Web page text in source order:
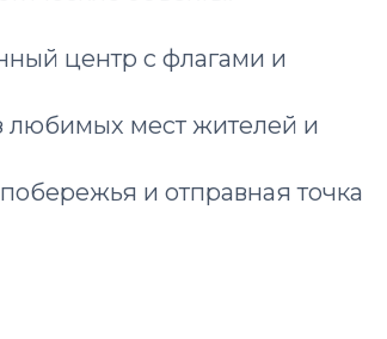
центр с флагами и
мест жителей и
и отправная точка